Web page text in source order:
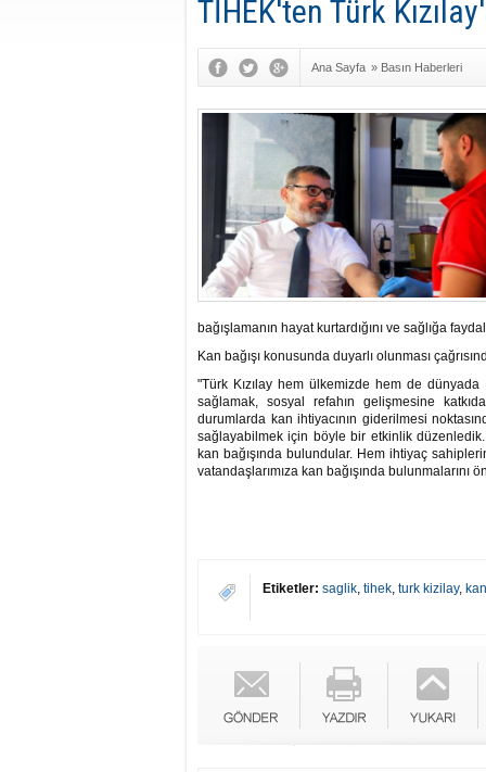
TİHEK'ten Türk
Ana Sayfa » Basın Haberleri
bağışlamanın hayat kurtardığını ve sağlığa
Kan bağışı konusunda duyarlı olunması
"Türk Kızılay hem ülkemizde hem de
sağlamak, sosyal refahın gelişmesine
durumlarda kan ihtiyacının giderilmesi
sağlayabilmek için böyle bir etkinlik düzenledik.
kan bağışında bulundular. Hem ihtiyaç
vatandaşlarımıza kan bağışında bulunmalarını
Etiketler: saglik, tihek, turk kizilay,